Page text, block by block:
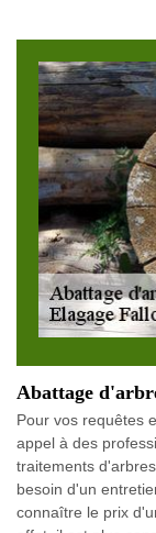
Abattage
Pour vos requêtes
appel à des
traitements
besoin d'un
connaître le prix